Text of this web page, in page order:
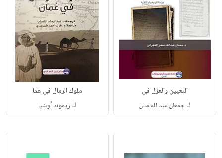
التعيين والعزل في
لـجمعان عبدالله مس
ملوك الرمال في عما
لـ ريموند أوشيا